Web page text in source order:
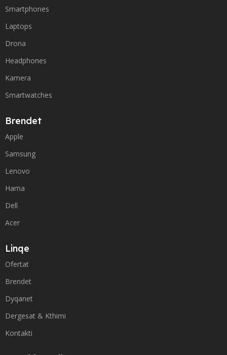
Smartphones
Laptops
Drona
Headphones
Kamera
Smartwatches
Brendet
Apple
Samsung
Lenovo
Hama
Dell
Acer
Linqe
Ofertat
Brendet
Dyqanet
Dergesat & Kthimi
Kontakti